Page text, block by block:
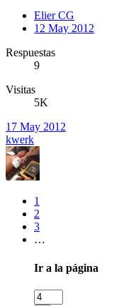
Elier CG
12 May 2012
Respuestas
9
Visitas
5K
17 May 2012
kwerk
1
2
3
…
Ir a la página